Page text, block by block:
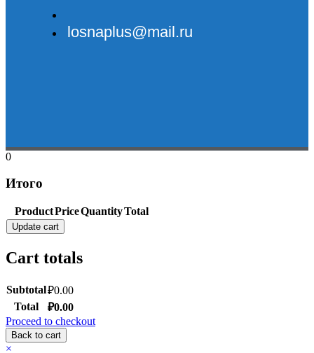
losnaplus@mail.ru
0
Итого
ProductPriceQuantityTotal
Update cart
Cart totals
Subtotal₽0.00
Total
₽0.00
Proceed to checkout
Back to cart
×